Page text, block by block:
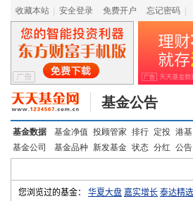
收藏本站 安全登录 免费开户 忘记密码
基金公告
基金数据 基金净值 投顾管家 排行 定投 港基
基金公司
基金品种 新发基金 状态 分红 公告